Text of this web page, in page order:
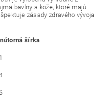
bavlny a kože, ktoré majú
zásady zdravého vývoja
šírka